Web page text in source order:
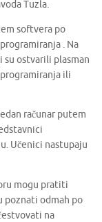
Tuzla.
softvera po
. Na
ostvarili plasman
ili
računar putem
Učenici nastupaju
mogu pratiti
poznati odmah po
na